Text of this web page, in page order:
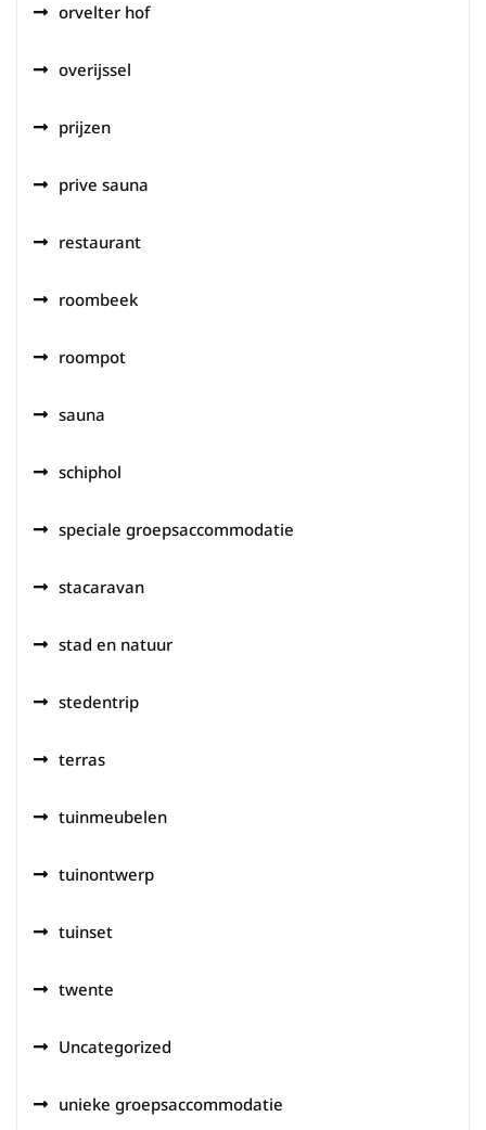
orvelter hof
overijssel
prijzen
prive sauna
restaurant
roombeek
roompot
sauna
schiphol
speciale groepsaccommodatie
stacaravan
stad en natuur
stedentrip
terras
tuinmeubelen
tuinontwerp
tuinset
twente
Uncategorized
unieke groepsaccommodatie